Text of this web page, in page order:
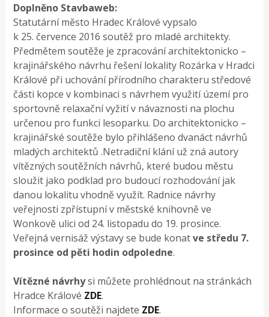
Doplněno Stavbaweb:
Statutární město Hradec Králové vypsalo
k 25. července 2016 soutěž pro mladé architekty.
Předmětem soutěže je zpracování architektonicko –
krajinářského návrhu řešení lokality Rozárka v Hradci
Králové při uchování přírodního charakteru středové
části kopce v kombinaci s návrhem využití území pro
sportovně relaxační vyžití v návaznosti na plochu
určenou pro funkci lesoparku. Do architektonicko –
krajinářské soutěže bylo přihlášeno dvanáct návrhů
mladých architektů .Netradiční klání už zná autory
vítězných soutěžních návrhů, které budou městu
sloužit jako podklad pro budoucí rozhodování jak
danou lokalitu vhodně využít. Radnice návrhy
veřejnosti zpřístupní v městské knihovně ve
Wonkově ulici od 24. listopadu do 19. prosince.
Veřejná vernisáž výstavy se bude konatve středu 7.
prosince od pěti hodin odpoledne.
Vítězné návrhysi můžete prohlédnout na stránkách
Hradce Králové ZDE.
Informace o soutěži najdete ZDE.